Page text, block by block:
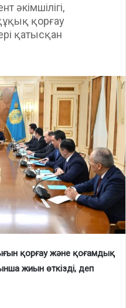
әкімшілігі,
қорғау
қатысқан
қорғау және қоғамдық
жиын өткізді, деп